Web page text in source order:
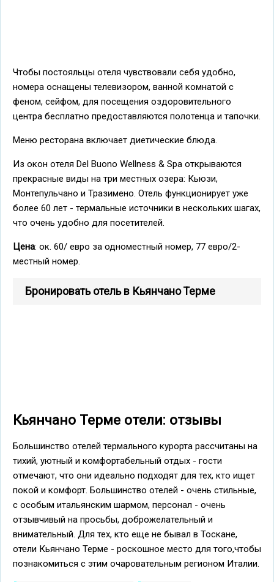
Чтобы постояльцы отеля чувствовали себя удобно,
номера оснащены телевизором, ванной комнатой с
феном, сейфом, для посещения оздоровительного
центра бесплатно предоставляются полотенца и тапочки.
Меню ресторана включает диетические блюда.
Из окон отеля Del Buono Wellness & Spa открываются
прекрасные виды на три местных озера: Кьюзи,
Монтепульчано и Тразимено. Отель функционирует уже
более 60 лет - термальные источники в нескольких шагах,
что очень удобно для посетителей.
Цена: ок. 60/ евро за одноместный номер, 77 евро/2-
местный номер.
Бронировать отель в Кьянчано Терме
Кьянчано Терме отели: отзывы
Большинство отелей термального курорта рассчитаны на
тихий, уютный и комфортабельный отдых - гости
отмечают, что они идеально подходят для тех, кто ищет
покой и комфорт. Большинство отелей - очень стильные,
с особым итальянским шармом, персонал - очень
отзывчивый на просьбы, доброжелательный и
внимательный. Для тех, кто еще не бывал в Тоскане,
отели Кьянчано Терме - роскошное место для того,чтобы
познакомиться с этим очаровательным регионом Италии.